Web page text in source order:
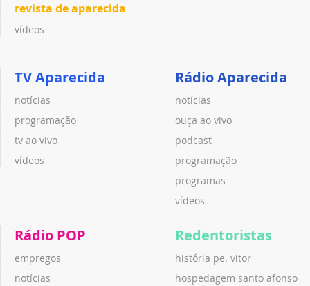
revista de aparecida
vídeos
TV Aparecida
notícias
programação
tv ao vivo
vídeos
Rádio Aparecida
notícias
ouça ao vivo
podcast
programação
programas
vídeos
Rádio POP
empregos
notícias
Redentoristas
história pe. vitor
hospedagem santo afonso